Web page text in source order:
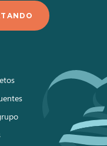
en
Youtube